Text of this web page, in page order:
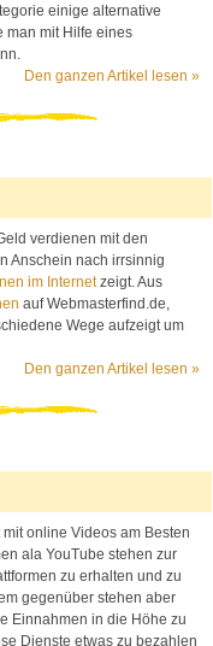
einige alternative
man mit Hilfe eines
Den ganzen Artikel lesen »
verdienen mit den
Anschein nach irrsinnig
im Internetzeigt. Aus
auf Webmasterfind.de,
Wege aufzeigt um
Den ganzen Artikel lesen »
online Videos am Besten
ala YouTube stehen zur
zu erhalten und zu
gegenüber stehen aber
Einnahmen in die Höhe zu
Dienste etwas zu bezahlen